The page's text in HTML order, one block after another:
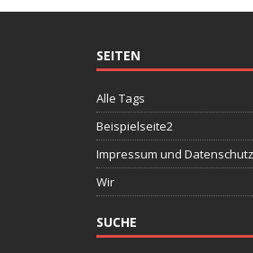
SEITEN
Alle Tags
Beispielseite2
Impressum und
Wir
SUCHE